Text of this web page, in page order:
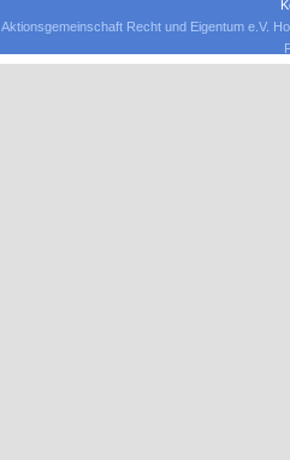
Aktionsgemeinschaft Recht und Eigentum e.V.